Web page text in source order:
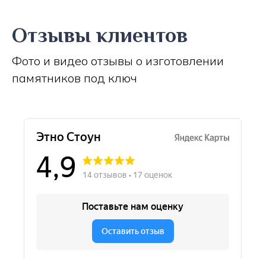
Отзывы клиентов
Фото и видео отзывы о изготовлении
памятников под ключ